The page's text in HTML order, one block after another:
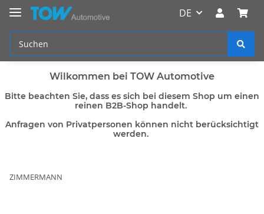
DE
Wilkommen bei TOW Automotive
Bitte beachten Sie, dass es sich bei diesem Shop um einen
reinen B2B-Shop handelt.
Anfragen von Privatpersonen können nicht berücksichtigt
werden.
ZIMMERMANN